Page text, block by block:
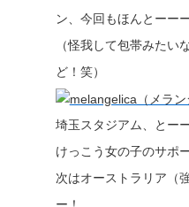
ン、今回もほんとー
（怪我して包帯みたい
ど！笑）
埼玉スタジアム、とー
けっこう女の子のサポ
次はオーストラリア（